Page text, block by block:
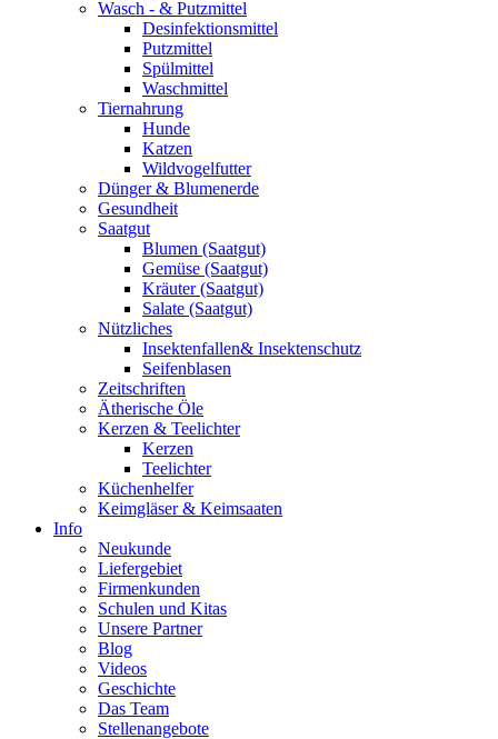
Wasch - & Putzmittel
Desinfektionsmittel
Putzmittel
Spülmittel
Waschmittel
Tiernahrung
Hunde
Katzen
Wildvogelfutter
Dünger & Blumenerde
Gesundheit
Saatgut
Blumen (Saatgut)
Gemüse (Saatgut)
Kräuter (Saatgut)
Salate (Saatgut)
Nützliches
Insektenfallen& Insektenschutz
Seifenblasen
Zeitschriften
Ätherische Öle
Kerzen & Teelichter
Kerzen
Teelichter
Küchenhelfer
Keimgläser & Keimsaaten
Info
Neukunde
Liefergebiet
Firmenkunden
Schulen und Kitas
Unsere Partner
Blog
Videos
Geschichte
Das Team
Stellenangebote